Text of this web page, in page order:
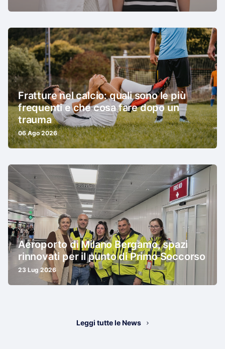
Fratture nel calcio: quali sono le più
frequenti e che cosa fare dopo un
trauma
06 Ago 2026
Aeroporto di Milano Bergamo, spazi
rinnovati per il punto di Primo Soccorso
23 Lug 2026
Leggi tutte le News